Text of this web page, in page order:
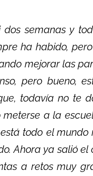
semanas y
ha habido,
mejorar las
pero bueno,
todavía no te
a la
todo el mundo
Ahora ya salió el
a retos muy